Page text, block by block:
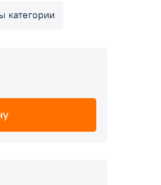
категории